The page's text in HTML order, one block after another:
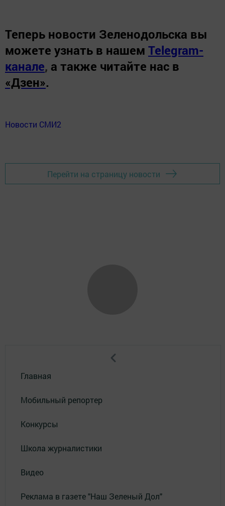
Теперь новости Зеленодольска вы
можете узнать в нашем Telegram-
канале, а также читайте нас в
«Дзен».
Новости СМИ2
Перейти на страницу новости
Главная
Мобильный репортер
Конкурсы
Школа журналистики
Видео
Реклама в газете "Наш Зеленый Дол"